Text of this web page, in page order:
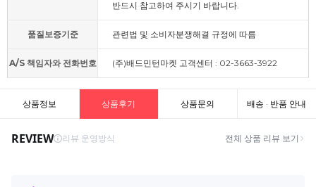
반드시 참고하여 주시기 바랍니다.
품질보증기준 관련법 및 소비자분쟁해결 규정에 따름
A/S 책임자와 전화번호 (주)배드민턴마켓 고객센터 : 02-3663-3922
상품정보 상품후기 상품문의 배송 · 반품 안내